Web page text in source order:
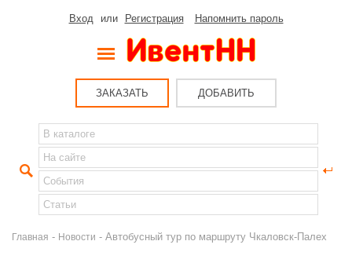
Вход или Регистрация Напомнить пароль
ЗАКАЗАТЬ ДОБАВИТЬ
Главная - Новости - Автобусный тур по маршруту Чкаловск-Палех